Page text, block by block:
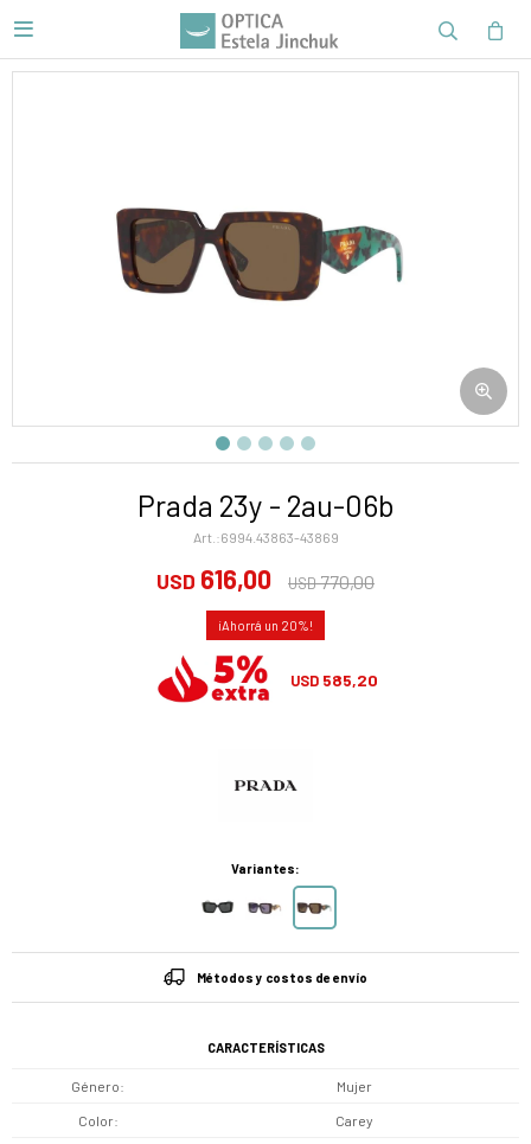

Prada 23y - 2au-06b
6994.43863-43869
USD 616,00 USD770,00
20
USD 585,20
Variantes:
Métodos y costos de envío
CARACTERÍSTICAS
Género Mujer
Color Carey